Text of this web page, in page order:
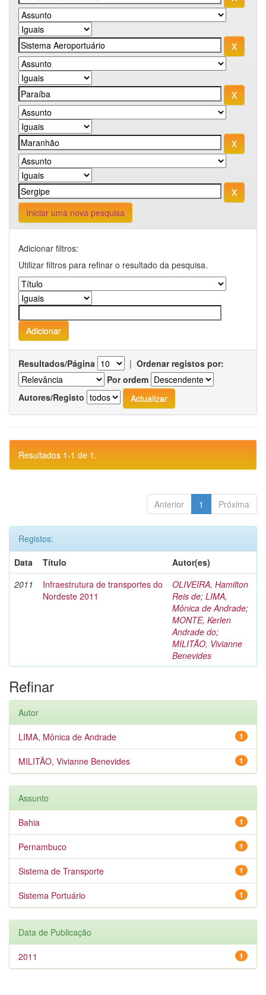
Iniciar uma nova pesquisa
Adicionar filtros:
Utilizar filtros para refinar o resultado da pesquisa.
Resultados/Página | Ordenar registos por:
Por ordem
Autores/Registo
Resultados 1-1 de 1.
Anterior 1 Próxima
Registos:
Data
Título
Autor(es)
2011
Infraestrutura de transportes do
Nordeste 2011
OLIVEIRA, Hamilton
Reis de; LIMA,
Mônica de Andrade;
MONTE, Kerlen
Andrade do;
MILITÃO, Vivianne
Benevides
Refinar
Autor
1
LIMA, Mônica de Andrade
1
MILITÃO, Vivianne Benevides
Assunto
1
Bahia
1
Pernambuco
1
Sistema de Transporte
1
Sistema Portuário
Data de Publicação
1
2011